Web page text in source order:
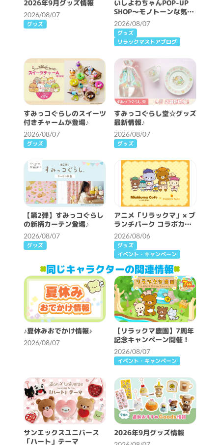
2026年9月グッズ情報
2026/08/07
グッズ
いしよわちゃんPOP-UP
SHOP～モノトーンな気分
～開催決定！
2026/08/07
グッズ
リラックマストアブログ
すみっコぐらしのスイーツ
付きチャームが登場♪
2026/08/07
グッズ
すみっコぐらし堂☆グッズ
最新情報♪
2026/08/07
グッズ
【第2弾】すみっコぐらし
の新柄カーテン登場♪
2026/08/07
グッズ
アニメ「リラックマ」× ブ
ランチパーク コラボカフ
ェ開催決定！
2026/08/06
グッズ
イベント・キャンペーン
同じキャラクターの関連情報
♪夏休みおでかけ情報♪
2026/08/07
【リラックマ農園】7周年
記念キャンペーン開催！
2026/08/07
イベント・キャンペーン
サンエックスユニバース
「ハート」テーマ
2026年9月グッズ情報